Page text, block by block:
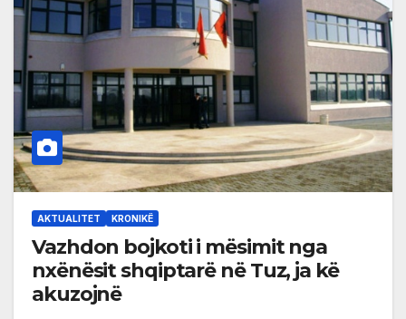
AKTUALITET KRONIKË
Vazhdon bojkoti i mësimit nga
nxënësit shqiptarë në Tuz, ja kë
akuzojnë